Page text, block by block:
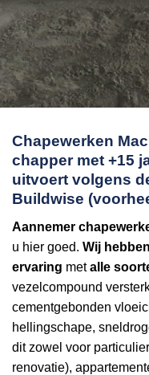
Chapewerken
chapper met +15
uitvoert volgens
Buildwise
Aannemer
u hier goed. Wij hebben
ervaring metalle
vezelcompound
cementgebonden
hellingschape,
dit zowel voor
renovatie),